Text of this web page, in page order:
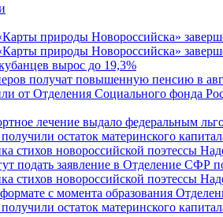
природы Новороссийска»
природы Новороссийска»
вырос до 19,3%
получат повышенную пенсию в
от Отделения Социального фонда
лечение выдало федеральным
остаток материнского
стихов новороссийской поэтессы
подать заявление в Отделение СФР
стихов новороссийской поэтессы
с момента образования
остаток материнского